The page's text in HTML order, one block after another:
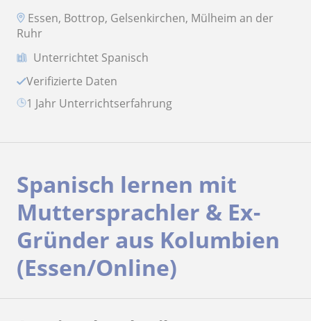
Essen, Bottrop, Gelsenkirchen, Mülheim an der
Ruhr
Unterrichtet Spanisch
Verifizierte Daten
1 Jahr Unterrichtserfahrung
Spanisch lernen mit
Muttersprachler & Ex-
Gründer aus Kolumbien
(Essen/Online)